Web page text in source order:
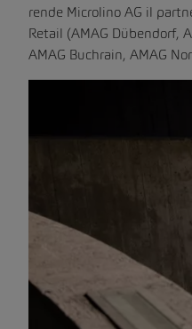
rende Microlino AG il
Retail (AMAG Dübendorf,
AMAG Buchrain, AMAG